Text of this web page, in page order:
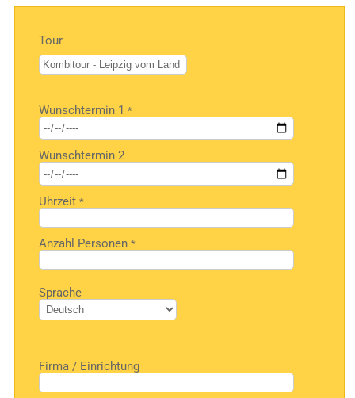
Tour
lasse
dieses
leer.
Wunschtermin 1*
Wunschtermin 2
Uhrzeit*
Anzahl Personen*
Bitte
lasse
dieses
Feld
Sprache
Firma / Einrichtung